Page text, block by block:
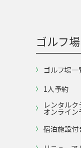
ゴルフ場
ゴルフ場一
1人予約
レンタルク
オンライン
宿泊施設付